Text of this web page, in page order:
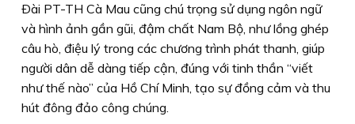
Ðài PT-TH Cà Mau cũng chú trọng sử dụng ngôn ngữ
và hình ảnh gần gũi, đậm chất Nam Bộ, như lồng ghép
câu hò, điệu lý trong các chương trình phát thanh, giúp
người dân dễ dàng tiếp cận, đúng với tinh thần “viết
như thế nào” của Hồ Chí Minh, tạo sự đồng cảm và thu
hút đông đảo công chúng.